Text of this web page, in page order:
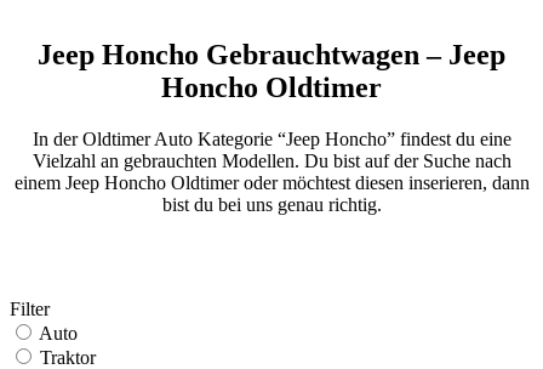
Jeep Honcho Gebrauchtwagen – Jeep
Honcho Oldtimer
In der Oldtimer Auto Kategorie “Jeep Honcho” findest du eine
Vielzahl an gebrauchten Modellen. Du bist auf der Suche nach
einem Jeep Honcho Oldtimer oder möchtest diesen inserieren, dann
bist du bei uns genau richtig.
Filter
Auto
Traktor